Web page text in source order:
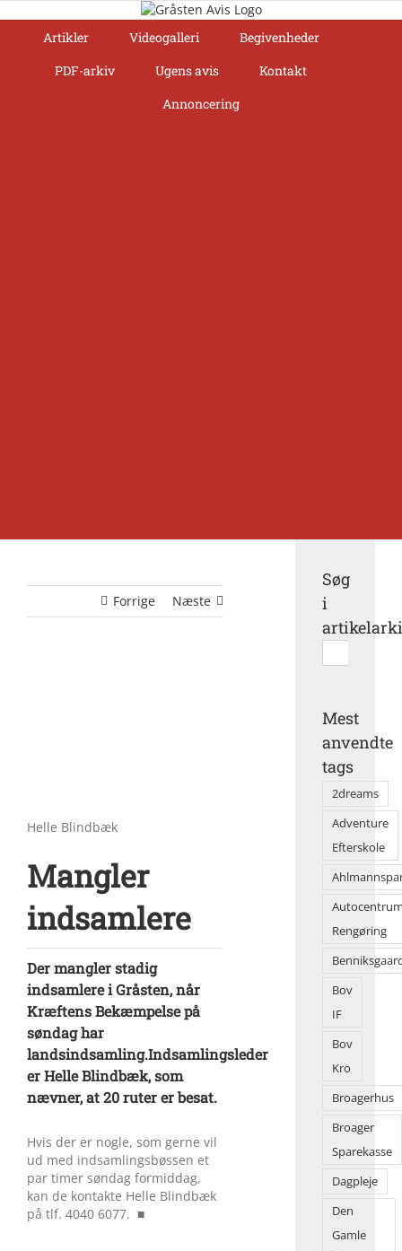
to
contentArtikler Videogalleri
Begivenheder
PDF-arkiv
Ugens avis
Kontakt
Annoncering
Forrige Næste
Helle Blindbæk
Mangler
indsamlere
Der mangler stadig
indsamlere i Gråsten, når
Kræftens Bekæmpelse på
søndag har
landsindsamling.Indsamlingsleder
er Helle Blindbæk, som
nævner, at 20 ruter er besat.
Hvis der er nogle, som gerne vil
ud med indsamlingsbøssen et
par timer søndag formiddag,
kan de kontakte Helle Blindbæk
på tlf. 4040 6077. ■
Søg
i
efter:
Mest
anvendte
tags
2dreams
Adventure
Efterskole
Rengøring
Bov
IF
Bov
Kro
Broagerhus
Broager
Sparekasse
Dagpleje
Den
Gamle